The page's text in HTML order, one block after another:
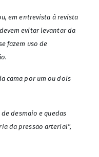
em entrevista à revista
evitar levantar da
fazem uso de
cama por um ou dois
desmaio e quedas
da pressão arterial",